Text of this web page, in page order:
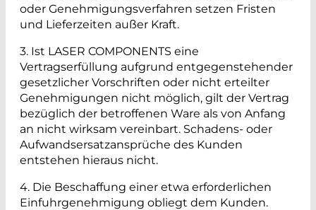
oder Genehmigungsverfahren setzen Fristen
und Lieferzeiten außer Kraft.
3. Ist LASER COMPONENTS eine
Vertragserfüllung aufgrund entgegenstehender
gesetzlicher Vorschriften oder nicht erteilter
Genehmigungen nicht möglich, gilt der Vertrag
bezüglich der betroffenen Ware als von Anfang
an nicht wirksam vereinbart. Schadens- oder
Aufwandsersatzansprüche des Kunden
entstehen hieraus nicht.
4. Die Beschaffung einer etwa erforderlichen
Einfuhrgenehmigung obliegt dem Kunden.